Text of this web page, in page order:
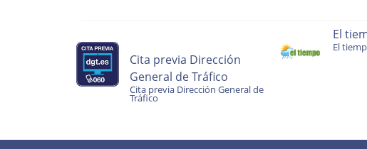
Cita previa Dirección
General de Tráfico
Cita previa Dirección General de
Tráfico
El
El